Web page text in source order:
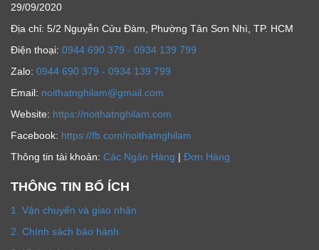
29/09/2020
Địa chỉ: 5/2 Nguyễn Cửu Đàm, Phường Tân Sơn Nhì, TP. HCM
Ðiện thoại: 0944 690 379 - 0934 139 799
Zalo: 0944 690 379 - 0934 139 799
Email: noithatnghilam@gmail.com
Website: https://noithatnghilam.com
Facebook: https://fb.com/noithatnghilam
Thông tin tài khoản: Các Ngân Hàng | Đơn Hàng
THÔNG TIN BỔ ÍCH
1. Vận chuyển và giao nhận
2. Chính sách bảo hành